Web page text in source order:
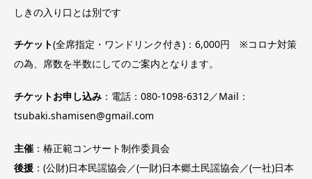
しきの入り口とは別です
チケット(全席指定・ワンドリンク付き)：6,000円 ※コロナ対策
の為、席数を半数にしてのご案内となります。
チケットお申し込み ：電話：080-1098-6312／Mail：
tsubaki.shamisen@gmail.com
主催 ：椿正範コンサート制作委員会
後援 ：(公財)日本民謡協会／(一財)日本郷土民謡協会／(一社)日本